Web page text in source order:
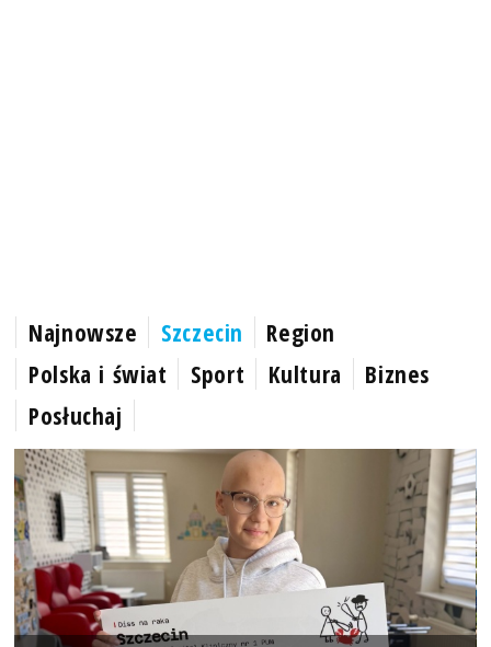
Najnowsze Szczecin
Region
Polska i świat
Sport Kultura
Biznes
Posłuchaj